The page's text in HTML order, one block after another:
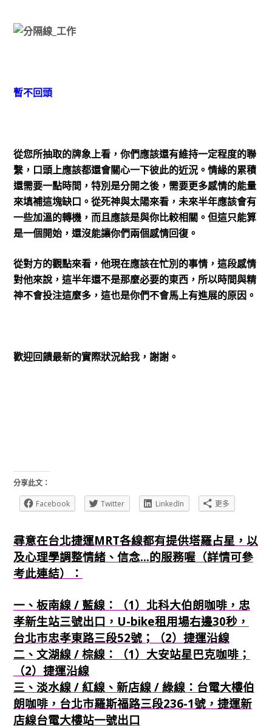
暫不回頭
從您所抽取的牌象上看，你們應該還有維持一定程度的聯
繫，口頭上應該都還會關心一下彼此的近況。情緣的累積
還需要一點時間，特別是分開之後，需要更多感情的能量
來填補這塊缺口。從死神與太陽來看，未來半年應該會有
一些加溫的轉機，而且應該是與你比較相關。但這只能算
是一個開始，還沒能讓你們兩個感情回復。
從對方的觀點來看，他現在應該在忙別的事情，這段感情
對他來說，這半年還不是那麼必要的東西，所以時間與精
神不會投注這麼多，這也是你們不會馬上有進展的原因。
歡迎回饋最新的實際狀況給我，謝謝。
分享此文：
Facebook
Twitter LinkedIn 更多
尋意在台北捷運MRT各線都有提供塔羅占星，以
及心理學調整情緒、信念...的服務喔（詳情可參
考此連結）：
一、板南線 / 藍線：（1）北科大伯朗咖啡，忠
孝新生站三號出口，U-bike租用場右邊30秒，
台北市忠孝東路三段52號；（2）捷運沿線
二、文湖線 / 棕線：（1）大安站星巴克咖啡；
（2）捷運沿線
三、淡水線 / 紅線、新店線 / 綠線：台電大樓伯
朗咖啡，台北市羅斯福路三段236-1號，捷運新
店線台電大樓站一號出口